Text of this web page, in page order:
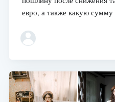
евро, а также какую сумму